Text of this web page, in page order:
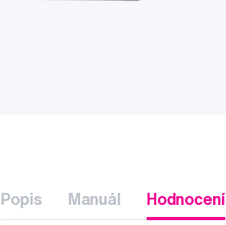
Popis Manuál Hodnocení